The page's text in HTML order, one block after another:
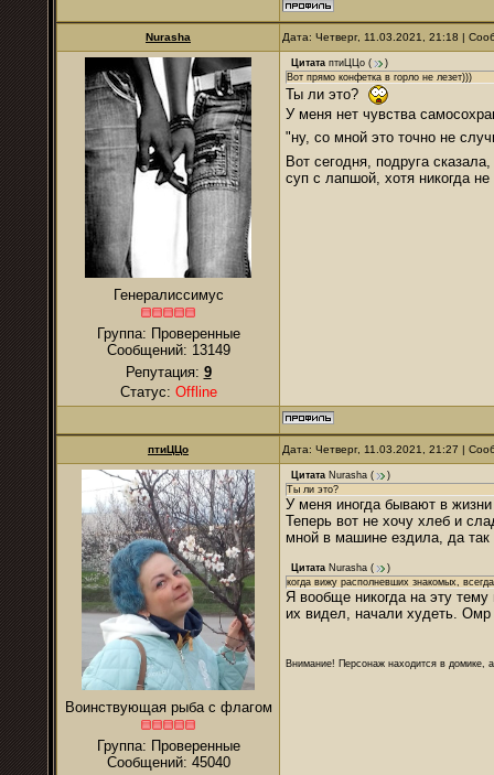
Nurаsha Дата: Четверг, 11.03.2021, 21:18 |
Генералиссимус
Группа: Проверенные
Сообщений: 13149
Репутация: 9
Статус: Offline
Цитата птиЦЦо (
)
Вот прямо конфетка в горло не лезет)))
Ты ли это?
У меня нет чувства
"ну, со мной это точно не
Вот сегодня, подруга
суп с лапшой, хотя никогда
птиЦЦо Дата: Четверг, 11.03.2021, 21:27 |
Воинствующая рыба с флагом
Группа: Проверенные
Сообщений: 45040
Цитата Nurаsha (
)
Ты ли это?
У меня иногда бывают в
Теперь вот не хочу хлеб и
мной в машине ездила, да
Цитата Nurаsha (
)
когда вижу располневших знакомых,
Я вообще никогда на эту
их видел, начали худеть.
Внимание! Персонаж находится в домике,